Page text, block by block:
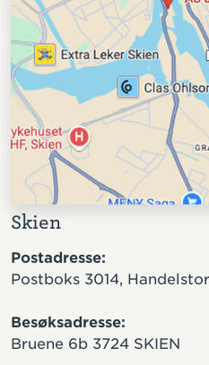
Skien
Postadresse:
Postboks 3014,
Besøksadresse:
Bruene 6b 3724 SKIEN